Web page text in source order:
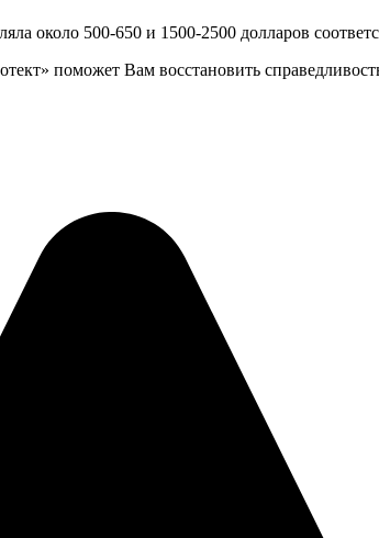
около 500-650 и 1500-2500 долларов
поможет Вам восстановить